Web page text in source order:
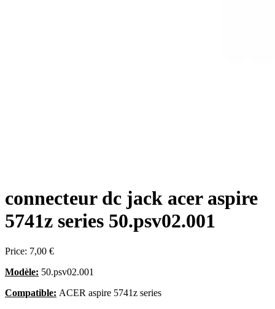
connecteur dc jack acer aspire
5741z series 50.psv02.001
Price: 7,00 €
Modèle: 50.psv02.001
Compatible: ACER aspire 5741z series